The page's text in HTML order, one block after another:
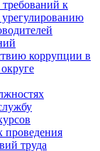
к
коррупции в
проведения
труда